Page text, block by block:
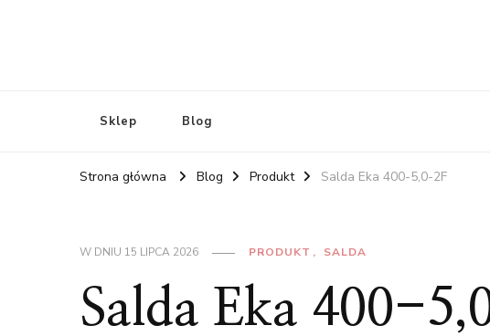
Sklep Blog
Strona główna Blog Produkt Salda Eka 400-5,0-2F
W DNIU 15 LIPCA 2026 PRODUKT SALDA
Salda Eka 400-